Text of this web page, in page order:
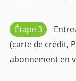
Étape 3
(carte de crédit,
abonnement en